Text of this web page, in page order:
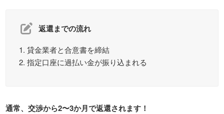
返還までの流れ
貸金業者と合意書を締結
指定口座に過払い金が振り込まれる
通常、交渉から2〜3か月で返還されます！